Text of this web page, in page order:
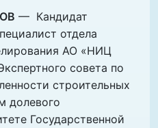
— Кандидат
отдела
АО «НИЦ
совета по
строительных
долевого
Государственной